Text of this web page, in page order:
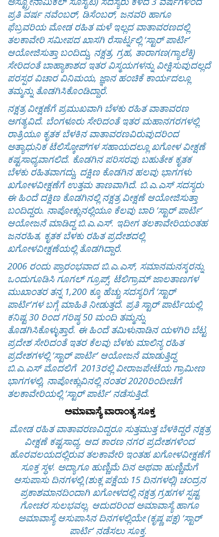
ಪ್ರತಿ ವರ್ಷ ನವೆಂಬರ್, ಡಿಸೆಂಬರ್, ಜನವರಿ ಹಾಗೂ
ಫೆಬ್ರವರಿಯ ಮೋಡ ರಹಿತ ಮಳೆ ಇಲ್ಲದ ವಾತಾವರಣದಲ್ಲಿ
ತಲಕಾವೇರಿ ಸಮೀಪದ ಖಾಸಗಿ ರೆಸಾರ್ಟ್ನಲ್ಲಿ ‘ಸ್ಟಾರ್ ಪಾರ್ಟಿ’
ಆಯೋಜಿಸುತ್ತಾ ಬಂದಿದ್ದು, ನಕ್ಷತ್ರ, ಗ್ರಹ, ತಾರಾಗಣ(ಗ್ಯಾಲೆಕ್ಸಿ)
ಸೇರಿದಂತೆ ಬಾಹ್ಯಾಕಾಶದ ಇತರ ವಿಸ್ಮಯಗಳನ್ನು ವೀಕ್ಷಿಸುವುದಲ್ಲದೆ
ಪರಸ್ಪರ ವಿಚಾರ ವಿನಿಮಯ, ಜ್ಞಾನ ಹಂಚಿಕೆ ಕಾರ್ಯದಲ್ಲೂ
ತಮ್ಮನ್ನು ತೊಡಗಿಸಿಕೊಂಡಿದ್ದಾರೆ.
ನಕ್ಷತ್ರ ವೀಕ್ಷಣೆಗೆ ಪ್ರಮುಖವಾಗಿ ಬೆಳಕು ರಹಿತ ವಾತಾವರಣ
ಅಗತ್ಯವಿದೆ. ಬೆಂಗಳೂರು ಸೇರಿದಂತೆ ಇತರ ಮಹಾನಗರಗಳಲ್ಲಿ
ರಾತ್ರಿಯೂ ಕೃತಕ ಬೆಳಕಿನ ವಾತಾವರಣವಿರುವುದರಿಂದ
ಅತ್ಯಾಧುನಿಕ ಟೆಲಿಸ್ಕೋಪ್‌ಗಳ ಸಹಾಯದಲ್ಲೂ ಖಗೋಳ ವೀಕ್ಷಣೆ
ಕಷ್ಟಸಾಧ್ಯವಾಗಲಿದೆ. ಕೊಡಗಿನ ಪರಿಸರವು ಬಹುತೇಕ ಕೃತಕ
ಬೆಳಕು ರಹಿತವಾಗದ್ದು, ದಕ್ಷಿಣ ಕೊಡಗಿನ ಹಲವು ಭಾಗಗಳು
ಖಗೋಳವೀಕ್ಷಣೆಗೆ ಉತ್ತಮ ತಾಣವಾಗಿದೆ. ಬಿ.ಎ.ಎಸ್ ಸದಸ್ಯರು
ಈ ಹಿಂದೆ ದಕ್ಷಿಣ ಕೊಡಗಿನಲ್ಲಿ ನಕ್ಷತ್ರ ವೀಕ್ಷಣೆ ಆಯೋಜಿಸುತ್ತಾ
ಬಂದಿದ್ದರು. ನಾಪೋಕ್ಲುನಲ್ಲಿಯೂ ಕೆಲವು ಬಾರಿ ‘ಸ್ಟಾರ್ ಪಾರ್ಟಿ’
ಆಯೋಜನೆ ಮಾಡಿದ್ದ ಬಿ.ಎ.ಎಸ್. ಇದೀಗ ತಲಕಾವೇರಿಯಂತಹ
ಜನರಹಿತ, ಕೃತಕ ಬೆಳಕು ರಹಿತ ಪ್ರದೇಶದಲ್ಲಿ
ಖಗೋಳವೀಕ್ಷಣೆಯಲ್ಲಿ ತೊಡಗಿದ್ದಾರೆ.
2006 ರಂದು ಪ್ರಾರಂಭವಾದ ಬಿ.ಎ.ಎಸ್, ಸಮಾನಮನಸ್ಕರನ್ನು
ಒಂದುಗೂಡಿಸಿ ಗೂಗಲ್ ಗ್ರೂಪ್ಸ್, ಟೆಲಿಗ್ರಾಮ್ ಜಾಲತಾಣಗಳ
ಮುಖಾಂತರ ತನ್ನ 1,200 ಕ್ಕೂ ಹೆಚ್ಚು ಸದಸ್ಯರಿಗೆ ‘ಸ್ಟಾರ್
ಪಾರ್ಟಿ’ಗಳ ಬಗ್ಗೆ ಮಾಹಿತಿ ನೀಡುತ್ತದೆ. ಪ್ರತಿ ಸ್ಟಾರ್ ಪಾರ್ಟಿಯಲ್ಲಿ
ಕನಿಷ್ಟ 30 ರಿಂದ ಗರಿಷ್ಠ 50 ಮಂದಿ ತಮ್ಮನ್ನು
ತೊಡಗಿಸಿಕೊಳ್ಳುತ್ತಾರೆ. ಈ ಹಿಂದೆ ತಮಿಳುನಾಡಿನ ಯಳಗಿರಿ ಬೆಟ್ಟ
ಪ್ರದೇಶ ಸೇರಿದಂತೆ ಇತರ ಕೆಲವು ಬೆಳಕು ಮಾಲಿನ್ಯ ರಹಿತ
ಪ್ರದೇಶಗಳಲ್ಲಿ ‘ಸ್ಟಾರ್ ಪಾರ್ಟಿ’ ಆಯೋಜನೆ ಮಾಡುತ್ತಿದ್ದ
ಬಿ.ಎ.ಎಸ್ ಮೊದಲಿಗೆ 2013ರಲ್ಲಿ ವೀರಾಜಪೇಟೆಯ ಗ್ರಾಮೀಣ
ಭಾಗಗಳಲ್ಲಿ, ನಾಪೋಕ್ಲುವಿನಲ್ಲಿ ನಂತರ 2020ರಿಂದೀಚೆಗೆ
ತಲಕಾವೇರಿಯಲ್ಲಿ ‘ಸ್ಟಾರ್ ಪಾರ್ಟಿ’ ನಡೆಸುತ್ತಿದೆ.
ಅಮಾವಾಸ್ಯೆ ವಾರಾಂತ್ಯ ಸೂಕ್ತ
ಮೋಡ ರಹಿತ ವಾತಾವರಣವಿದ್ದರೂ ಸುತ್ತಮುತ್ತ ಬೆಳಕಿದ್ದರೆ ನಕ್ಷತ್ರ
ವೀಕ್ಷಣೆ ಕಷ್ಟಸಾಧ್ಯ. ಆದ ಕಾರಣ ನಗರ ಪ್ರದೇಶಗಳಿಂದ
ಹೊರವಲಯದಲ್ಲಿರುವ ತಲಕಾವೇರಿ ಇಂತಹ ಖಗೋಳವೀಕ್ಷಣೆಗೆ
ಸೂಕ್ತ ಸ್ಥಳ. ಅದ್ಯಾಗೂ ಹುಣ್ಣಿಮೆ ದಿನ ಅಥವಾ ಹುಣ್ಣಿಮೆಗೆ
ಆಸುಪಾಸು ದಿನಗಳಲ್ಲಿ (ಶುಕ್ಲ ಪಕ್ಷೆಯ 15 ದಿನಗಳಲ್ಲಿ) ಚಂದ್ರನ
ಪ್ರಕಾಶಮಾನದಿಂದಾಗಿ ಖಗೋಳದಲ್ಲಿ ನಕ್ಷತ್ರ ಗ್ರಹಗಳ ಸ್ಪಷ್ಟ
ಗೋಚರ ಸುಲಭವಲ್ಲ. ಆದುದರಿಂದ ಅಮಾವಾಸ್ಯೆ ಹಾಗೂ
ಅಮಾವಾಸ್ಯೆ ಆಸುಪಾಸಿನ ದಿನಗಳಲ್ಲಿಯೇ (ಕೃಷ್ಣ ಪಕ್ಷ) ‘ಸ್ಟಾರ್
ಪಾರ್ಟಿ’ ನಡೆಸಲು ಸೂಕ್ತ.